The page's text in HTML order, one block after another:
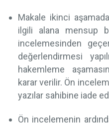
Makale ikinci
ilgili alana mensup
incelemesinden
değerlendirmesi
hakemleme
karar verilir. Ön
yazılar sahibine iade
Ön incelemenin